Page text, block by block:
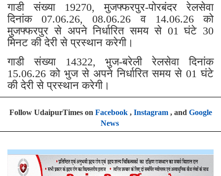
गाडी संख्या 19270, मुजफ्फरपुर-पोरबंदर रेलसेवा
दिनांक 07.06.26, 08.06.26 व 14.06.26 को
मुजफ्फरपुर से अपने निर्धारित समय से 01 घंटे 30
मिनट की देरी से प्रस्थान करेगी।
गाडी संख्या 14322, भुज-बरेली रेलसेवा दिनांक
15.06.26 को भुज से अपने निर्धारित समय से 01 घंटे
की देरी से प्रस्थान करेगी।
Follow UdaipurTimes on Facebook, Instagram, and Google
News